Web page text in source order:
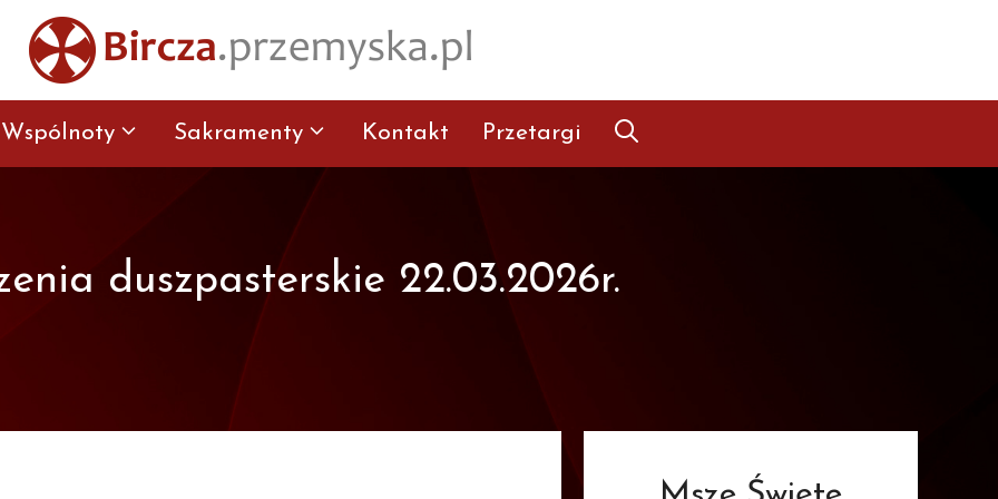
Wspólnoty Sakramenty Kontakt Przetargi
duszpasterskie 22.03.2026r.